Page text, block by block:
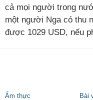
cả mọi người trong
một người Nga có thu
được 1029 USD, nếu
Ẩm thực Bài